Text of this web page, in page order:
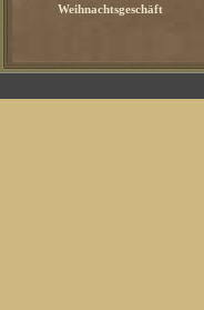
Weihnachtsgeschäft